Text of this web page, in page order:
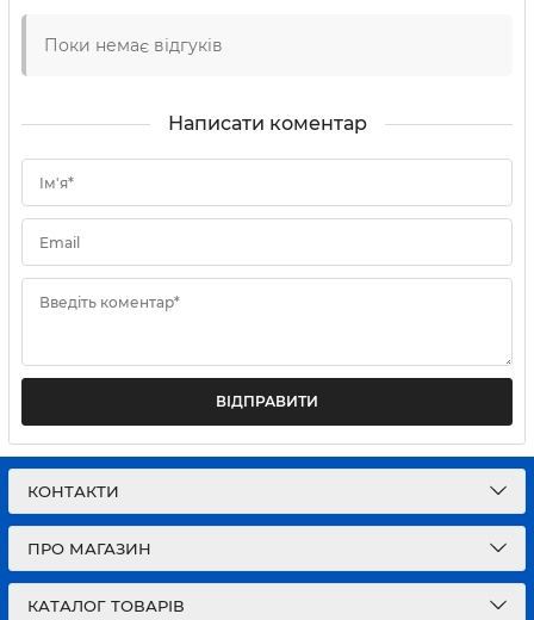
Поки немає відгуків
Написати коментар
Ім'я*
Email
Введіть коментар*
ВІДПРАВИТИ
КОНТАКТИ
ПРО МАГАЗИН
КАТАЛОГ ТОВАРІВ